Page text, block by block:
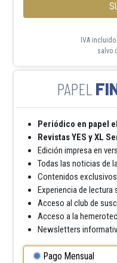
IVA
salvo
Periódico en papel
Revistas YES y XL
Edición impresa en
Todas las noticias de
Contenidos
Experiencia de lectura
Acceso al club de
Acceso a la
Newsletters
Pago Mensual